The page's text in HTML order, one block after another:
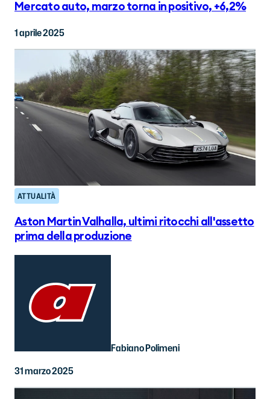
Mercato auto, marzo torna in positivo, +6,2%
1 aprile 2025
ATTUALITÀ
Aston Martin Valhalla, ultimi ritocchi all'assetto
prima della produzione
Fabiano Polimeni
31 marzo 2025